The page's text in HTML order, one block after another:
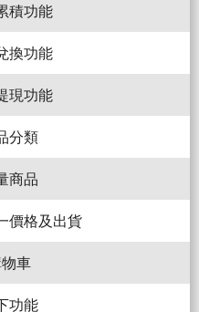
積功能
換功能
現功能
分類
商品
價格及出貨
車
功能